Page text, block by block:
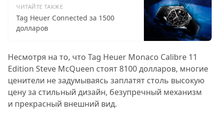
ЧИТАЙТЕ ТАКЖЕ
Tag Heuer Connected за 1500
долларов
Несмотря на то, что Tag Heuer Monaco Calibre 11
Edition Steve McQueen стоят 8100 долларов, многие
ценители не задумываясь заплатят столь высокую
цену за стильный дизайн, безупречный механизм
и прекрасный внешний вид.